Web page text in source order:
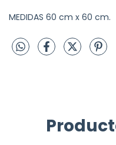
MEDIDAS 60 cm x 60 cm.